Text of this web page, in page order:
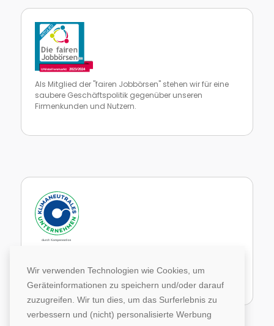
Wir verwenden Technologien wie Cookies, um
Geräteinformationen zu speichern und/oder darauf
zuzugreifen. Wir tun dies, um das Surferlebnis zu
verbessern und (nicht) personalisierte Werbung
Als Mitglied der "fairen Jobbörsen" stehen wir für eine
saubere Geschäftspolitik gegenüber unseren
Firmenkunden und Nutzern.
Emissionen durch weltweite Projekte aus.
Zur Website von Climate Extender: Klimaneutrales Unternehmen